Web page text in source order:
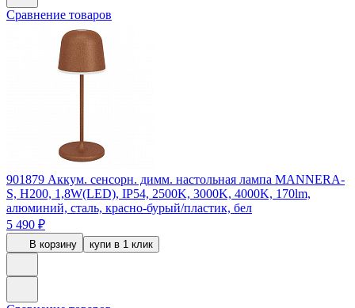
Сравнение товаров
901879 Аккум. сенсорн. димм. настольная лампа MANNERA-
S, H200, 1,8W(LED), IP54, 2500K, 3000K, 4000K, 170lm,
алюминий, сталь, красно-бурый/пластик, бел
5 490 ₽
В корзину купи в 1 клик